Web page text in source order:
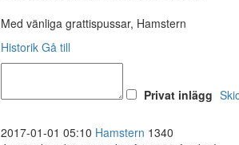
Med vänliga grattispussar, Hamstern
Historik Gå till
Privat inlägg
2017-01-01 05:10 Hamstern 1340